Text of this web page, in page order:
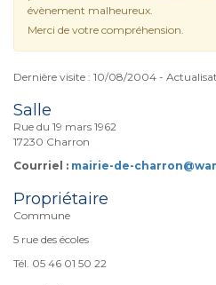
évènement malheureux.
Merci de votre compréhension.
Dernière visite : 10/08/2004 -
Salle
Rue du 19 mars 1962
17230 Charron
Courriel : mairie-de-
Propriétaire
Commune
5 rue des écoles
Tél. 05 46 01 50 22